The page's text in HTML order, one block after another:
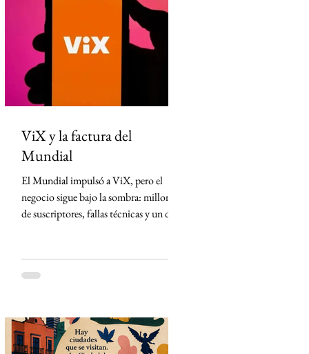
estadounidenses detuvieron a 21
integrantes de una organización
dedicada al tráfico de armas hacia
México desde Arizona y la violencia
ligada al crimen o
ViX y la factura del
Mundial
El Mundial impulsó a ViX, pero el
negocio sigue bajo la sombra: millones
de suscriptores, fallas técnicas y un dato
representó la mayor apuesta de
TelevisaUnivision desde el lanzamiento
valioso: los derechos exclusivos para
transmitir por streaming los 104